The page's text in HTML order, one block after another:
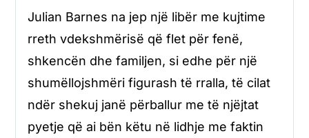
Julian Barnes na jep një libër me kujtime
rreth vdekshmërisë që flet për fenë,
shkencën dhe familjen, si edhe për një
shumëllojshmëri figurash të rralla, të cilat
ndër shekuj janë përballur me të njëjtat
pyetje që ai bën këtu në lidhje me faktin